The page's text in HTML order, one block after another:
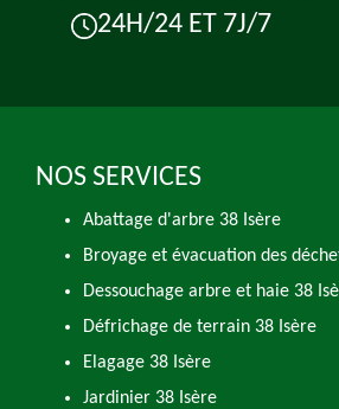
24H/24 ET 7J/7
NOS SERVICES
Abattage d'arbre 38 Isère
Broyage et évacuation des
Dessouchage arbre et haie 38
Défrichage de terrain 38 Isère
Elagage 38 Isère
Jardinier 38 Isère